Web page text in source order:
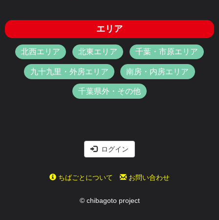
エリア
北西エリア 北東エリア 千葉・市原エリア
九十九里・外房エリア 南房・内房エリア
千葉県外・その他
ログイン
ちばごとについて お問い合わせ
© chibagoto project